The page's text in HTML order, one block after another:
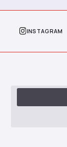
INSTAGRAM